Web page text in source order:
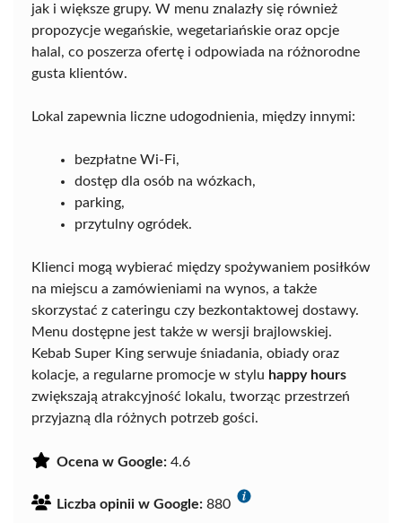
jak i większe grupy. W menu znalazły się również
propozycje wegańskie, wegetariańskie oraz opcje
halal, co poszerza ofertę i odpowiada na różnorodne
gusta klientów.
Lokal zapewnia liczne udogodnienia, między innymi:
bezpłatne Wi-Fi,
dostęp dla osób na wózkach,
parking,
przytulny ogródek.
Klienci mogą wybierać między spożywaniem posiłków
na miejscu a zamówieniami na wynos, a także
skorzystać z cateringu czy bezkontaktowej dostawy.
Menu dostępne jest także w wersji brajlowskiej.
Kebab Super King serwuje śniadania, obiady oraz
kolacje, a regularne promocje w stylu happy hours
zwiększają atrakcyjność lokalu, tworząc przestrzeń
przyjazną dla różnych potrzeb gości.
Ocena w Google: 4.6
Liczba opinii w Google: 880